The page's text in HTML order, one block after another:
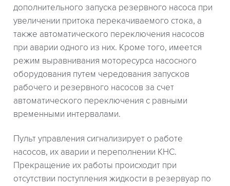
дополнительного запуска резервного насоса при
увеличении притока перекачиваемого стока, а
также автоматического переключения насосов
при аварии одного из них. Кроме того, имеется
режим выравнивания моторесурса насосного
оборудования путем чередования запусков
рабочего и резервного насосов за счет
автоматического переключения с равными
временными интервалами.
Пульт управления сигнализирует о работе
насосов, их аварии и переполнении КНС.
Прекращение их работы происходит при
отсутствии поступления жидкости в резервуар по